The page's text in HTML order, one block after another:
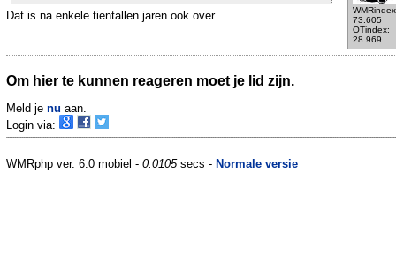
73.605
OTindex:
28.969
Dat is na enkele tientallen jaren ook over.
Om hier te kunnen reageren moet je lid zijn.
Meld je nu aan.
Login via:
WMRphp ver. 6.0 mobiel - 0.0105secs - Normale versie